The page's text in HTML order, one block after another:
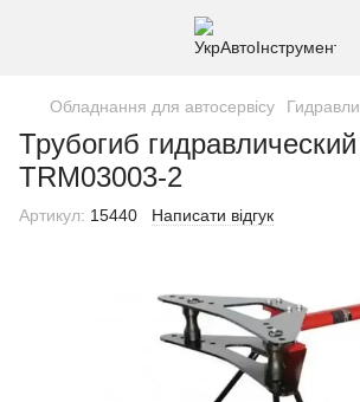
Обладнання для автосервісу
Трубогиб
TRM03003-2
Артикул: 15440 Написати відгук